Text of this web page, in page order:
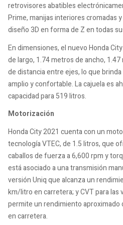
retrovisores abatibles
Prime, manijas interiores cromadas
diseño 3D en forma de Z en todas
En dimensiones, el nuevo Honda
de largo, 1.74 metros de ancho,
de distancia entre ejes, lo que
amplio y confortable. La cajuela es
capacidad para 519 litros.
Motorización
Honda City 2021 cuenta con un
tecnología VTEC, de 1.5 litros, que
caballos de fuerza a 6,600 rpm y
está asociado a una transmisión
versión Uniq que alcanza un
km/litro en carretera; y CVT para las
permite un rendimiento
en carretera.